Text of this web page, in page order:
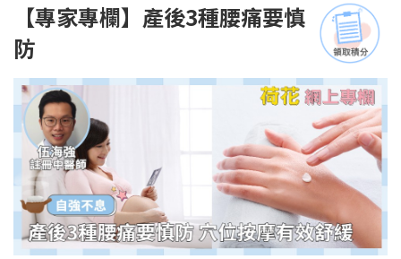
【專家專欄】產後3種腰痛要慎
防